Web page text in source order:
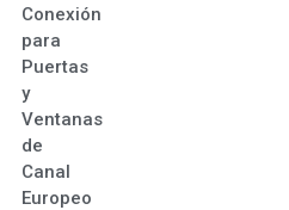
Conexión
para
Puertas
y
Ventanas
de
Canal
Europeo